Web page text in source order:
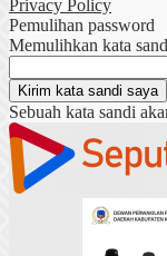
Privacy Policy
Pemulihan password
Memulihkan kata
Sebuah kata sandi